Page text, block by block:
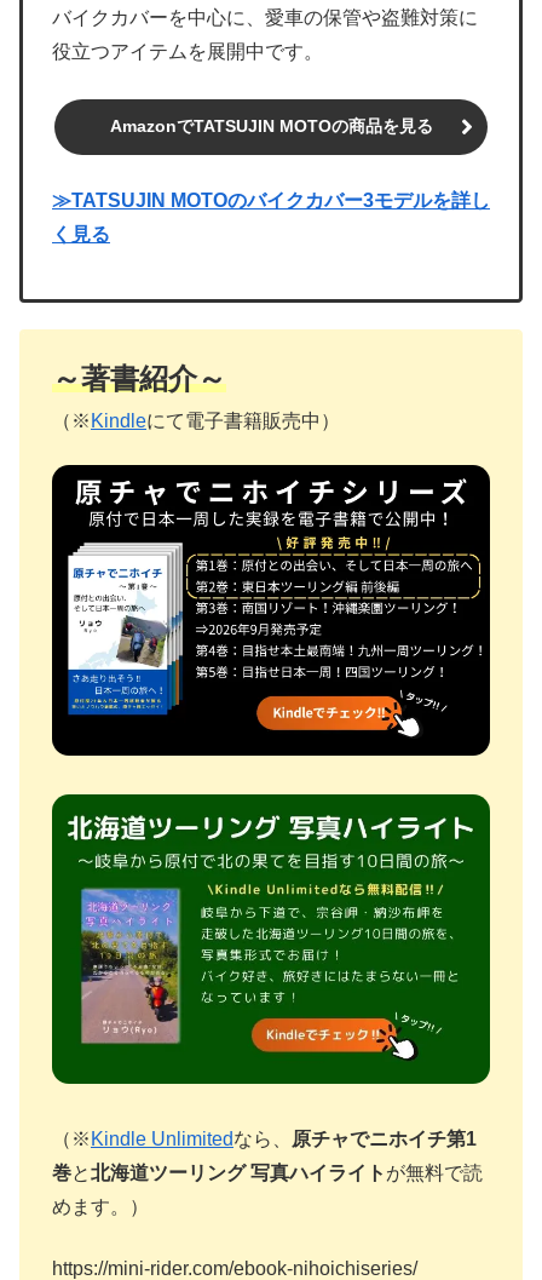
バイクカバーを中心に、愛車の保管や盗難対策に
役立つアイテムを展開中です。
AmazonでTATSUJIN MOTOの商品を見る
≫TATSUJIN MOTOのバイクカバー3モデルを詳し
く見る
～著書紹介～
（※ Kindleにて電子書籍販売中）
（※ Kindle Unlimitedなら、
原チャでニホイチ第1
巻と北海道ツーリング 写真ハイライト が無料で読
めます。）
https://mini-rider.com/ebook-nihoichiseries/